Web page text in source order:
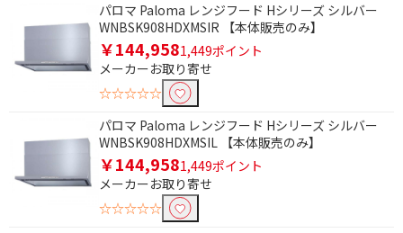
パロマ Paloma レンジフード Hシリーズ シルバー
WNBSK908HDXMSIR 【本体販売のみ】
￥144,9581,449ポイント
メーカーお取り寄せ
☆☆☆☆☆
パロマ Paloma レンジフード Hシリーズ シルバー
WNBSK908HDXMSIL 【本体販売のみ】
￥144,9581,449ポイント
メーカーお取り寄せ
☆☆☆☆☆